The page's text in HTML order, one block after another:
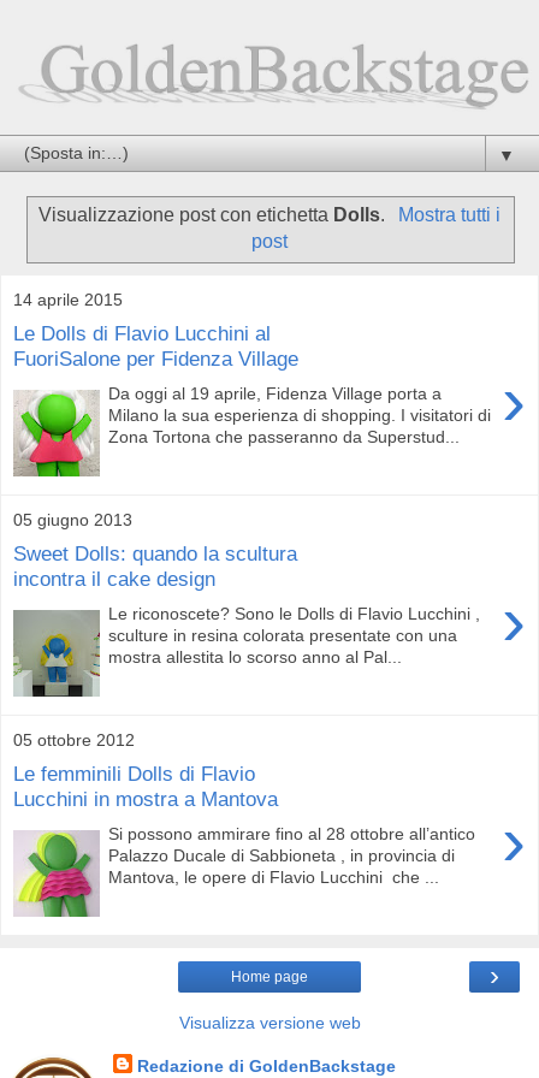
▼
Visualizzazione post con etichetta Dolls.
Mostra tutti i
post
14 aprile 2015
Le Dolls di Flavio Lucchini al
FuoriSalone per Fidenza Village
›
Da oggi al 19 aprile, Fidenza Village porta a
Milano la sua esperienza di shopping. I visitatori di
Zona Tortona che passeranno da Superstud...
05 giugno 2013
Sweet Dolls: quando la scultura
incontra il cake design
›
Le riconoscete? Sono le Dolls di Flavio Lucchini ,
sculture in resina colorata presentate con una
mostra allestita lo scorso anno al Pal...
05 ottobre 2012
Le femminili Dolls di Flavio
Lucchini in mostra a Mantova
›
Si possono ammirare fino al 28 ottobre all’antico
Palazzo Ducale di Sabbioneta , in provincia di
Mantova, le opere di Flavio Lucchini che ...
›
Home page
Visualizza versione web
Redazione di GoldenBackstage